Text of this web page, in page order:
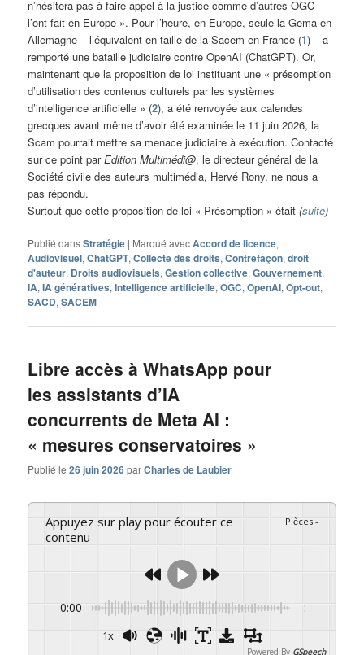
n’hésitera pas à faire appel à la justice comme d’autres OGC
l’ont fait en Europe ». Pour l’heure, en Europe, seule la Gema en
Allemagne – l’équivalent en taille de la Sacem en France (1) – a
remporté une bataille judiciaire contre OpenAI (ChatGPT). Or,
maintenant que la proposition de loi instituant une « présomption
d’utilisation des contenus culturels par les systèmes
d’intelligence artificielle » (2), a été renvoyée aux calendes
grecques avant même d’avoir été examinée le 11 juin 2026, la
Scam pourrait mettre sa menace judiciaire à exécution. Contacté
sur ce point parEdition Multimédi@, le directeur général de la
Société civile des auteurs multimédia, Hervé Rony, ne nous a
pas répondu.
Surtout que cette proposition de loi « Présomption » était(suite)
Publié dansStratégie | Marqué avecAccord de licence,
Audiovisuel,ChatGPT,Collecte des droits,Contrefaçon,droit
d'auteur, Droits audiovisuels,Gestion collective,Gouvernement,
IA,IA génératives,Intelligence artificielle,OGC,OpenAI,Opt-out,
SACD,SACEM
Libre accès à WhatsApp pour
les assistants d’IA
concurrents de Meta AI :
« mesures conservatoires »
Publié le26 juin 2026parCharles de Laubier
Appuyez sur play pour écouter ce
contenu
Pièces:-
0:00 -:--
1x
Powered By GSpeech